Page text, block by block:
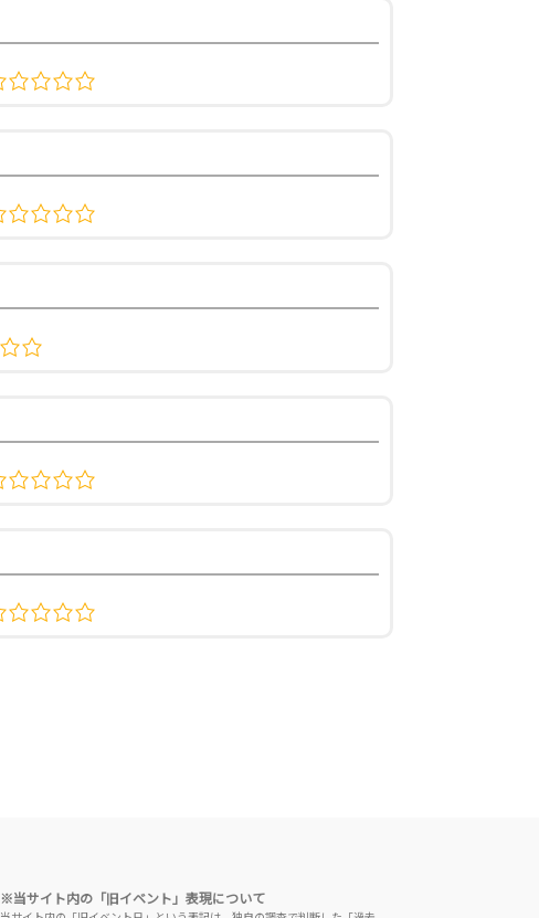
※当サイト内の「旧イベント」表現について